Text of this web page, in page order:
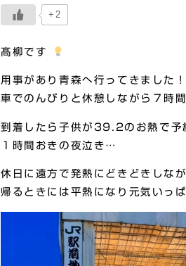
+2
髙柳です
用事があり青森へ行ってきました！
車でのんびりと休憩しながら７時間
到着したら子供が39.2のお熱で予
１時間おきの夜泣き…
休日に遠方で発熱にどきどきしな
帰るときには平熱になり元気いっ